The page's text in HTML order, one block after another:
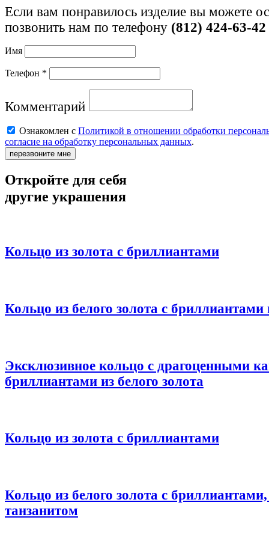
Если вам понравилось изделие вы можете
позвонить нам по телефону (812) 424-63-42
Имя
Телефон *
Комментарий
Ознакомлен с Политикой в отношении обработки
согласие на обработку персональных данных.
перезвоните мне
Откройте для себя
другие украшения
Кольцо из золота с бриллиантами
Кольцо из белого золота с
Эксклюзивное кольцо с драгоценными
бриллиантами из белого золота
Кольцо из золота с бриллиантами
Кольцо из белого золота с
танзанитом